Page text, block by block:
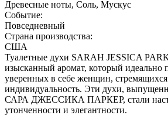
Древесные ноты, Соль, Мускус
Событие:
Повседневный
Страна производства:
США
Туалетные духи SARAH JESSICA
изысканный аромат, который идеально
уверенных в себе женщин,
индивидуальность. Эти духи,
САРА ДЖЕССИКА ПАРКЕР, стали
утонченности и элегантности.